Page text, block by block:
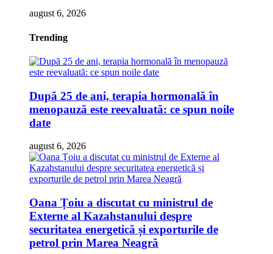
august 6, 2026
Trending
După 25 de ani, terapia hormonală în
menopauză este reevaluată: ce spun noile
date
august 6, 2026
Oana Țoiu a discutat cu ministrul de
Externe al Kazahstanului despre
securitatea energetică și exporturile de
petrol prin Marea Neagră